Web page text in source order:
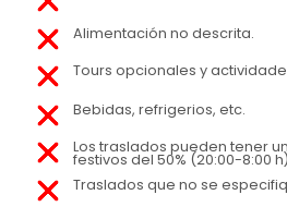
Alimentación no descrita.
Tours opcionales y
Bebidas, refrigerios, etc.
Los traslados pueden tener
festivos del 50% (20:00-8:00
Traslados que no se